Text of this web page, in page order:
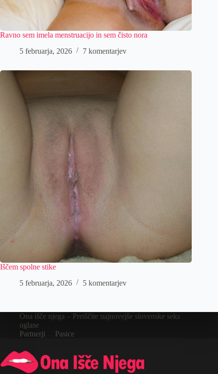
Ravno sem imela menstruacijo in sem čisto nora
5 februarja, 2026
7 komentarjev
Iščem spolne stike
5 februarja, 2026
5 komentarjev
Ona išče njega – Preiščite najnovejše slovenske seks
oglase
Partnerji
Pasice